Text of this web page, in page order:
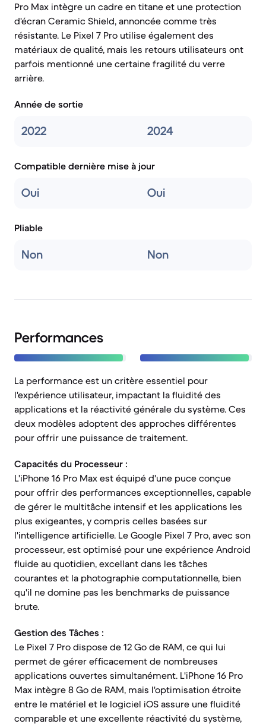
Pro Max intègre un cadre en titane et une protection
d'écran Ceramic Shield, annoncée comme très
résistante. Le Pixel 7 Pro utilise également des
matériaux de qualité, mais les retours utilisateurs ont
parfois mentionné une certaine fragilité du verre
arrière.
Année de sortie
2022 2024
Compatible dernière mise à jour
Oui Oui
Pliable
Non Non
Performances
La performance est un critère essentiel pour
l'expérience utilisateur, impactant la fluidité des
applications et la réactivité générale du système. Ces
deux modèles adoptent des approches différentes
pour offrir une puissance de traitement.
Capacités du Processeur :
L'iPhone 16 Pro Max est équipé d'une puce conçue
pour offrir des performances exceptionnelles, capable
de gérer le multitâche intensif et les applications les
plus exigeantes, y compris celles basées sur
l'intelligence artificielle. Le Google Pixel 7 Pro, avec son
processeur, est optimisé pour une expérience Android
fluide au quotidien, excellant dans les tâches
courantes et la photographie computationnelle, bien
qu'il ne domine pas les benchmarks de puissance
brute.
Gestion des Tâches :
Le Pixel 7 Pro dispose de 12 Go de RAM, ce qui lui
permet de gérer efficacement de nombreuses
applications ouvertes simultanément. L'iPhone 16 Pro
Max intègre 8 Go de RAM, mais l'optimisation étroite
entre le matériel et le logiciel iOS assure une fluidité
comparable et une excellente réactivité du système,